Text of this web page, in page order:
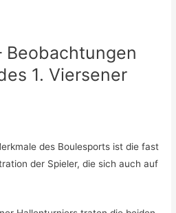
Beobachtungen
1. Viersener
des Boulesports ist die fast
der Spieler, die sich auch auf